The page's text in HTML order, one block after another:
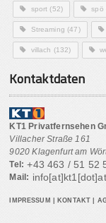
sport (52) spö
Streaming (47)
villach (132)
Kontaktdaten
KT1 Privatfernsehen
Villacher Straße 161
9020 Klagenfurt am
Tel: +43 463 / 51 52
Mail: info[at]kt1[dot]at
IMPRESSUM KONTAKT